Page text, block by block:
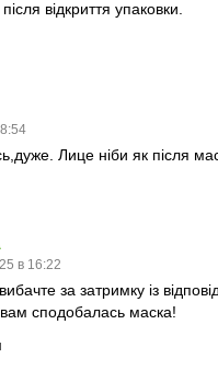
після відкриття упаковки.
Лице ніби як після
в 16:22
за затримку із
сподобалась маска!